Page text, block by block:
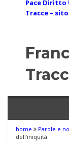
Pace Diritto
Tracce –
home Parole e
dell’iniquità